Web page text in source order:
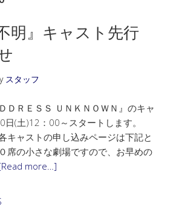
明』キャスト先行
スタッフ
ＤＲＥＳＳ ＵＮＫＮＯＷＮ』のキャ
(土)12：00～スタートします。
キャストの申し込みページは下記と
席の小さな劇場ですので、お早めの
more…]